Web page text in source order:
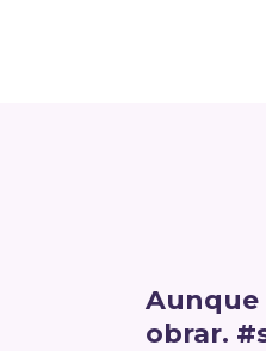
Aunque
obrar.